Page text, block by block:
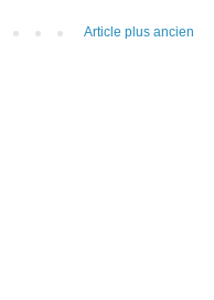
Article plus ancien